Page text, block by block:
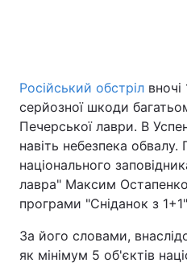
Російський обстріл
серйозної шкоди
Печерської лаври. В
навіть небезпека
національного
лавра" Максим
програми "Сніданок з
За його словами,
як мінімум 5 об'єктів